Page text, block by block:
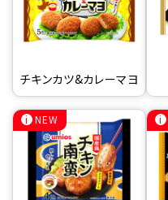
チキンカツ&カレーマヨ
NEW